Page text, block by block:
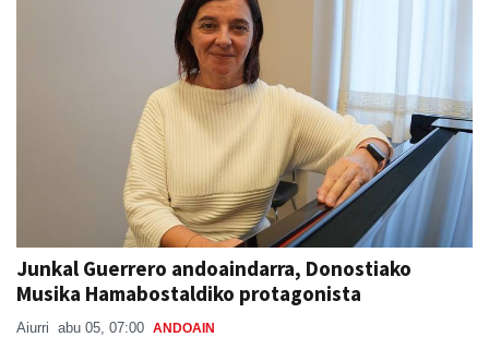
Junkal Guerrero andoaindarra, Donostiako
Musika Hamabostaldiko protagonista
Aiurri abu 05, 07:00 ANDOAIN